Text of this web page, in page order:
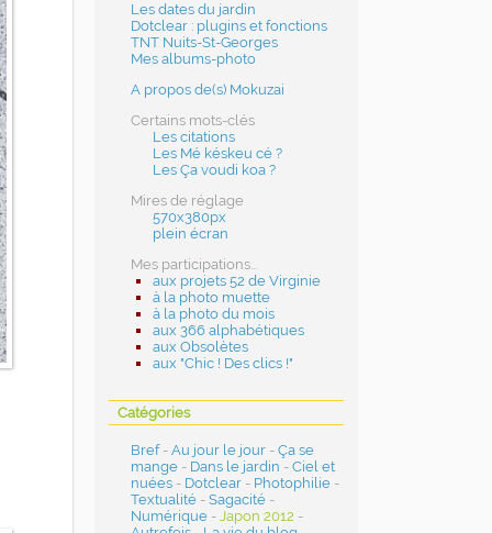
Les dates du jardin
Dotclear : plugins et fonctions
TNT Nuits-St-Georges
Mes albums-photo
A propos de(s) Mokuzai
Certains mots-clés
Les citations
Les Mé késkeu cé ?
Les Ça voudi koa ?
Mires de réglage
570x380px
plein écran
Mes participations...
aux projets 52 de Virginie
à la photo muette
à la photo du mois
aux 366 alphabétiques
aux Obsolètes
aux "Chic ! Des clics !"
Catégories
Bref- Au jour le jour - Ça se
mange - Dans le jardin - Ciel et
nuées - Dotclear - Photophilie -
Textualité - Sagacité -
Numérique - Japon 2012 -